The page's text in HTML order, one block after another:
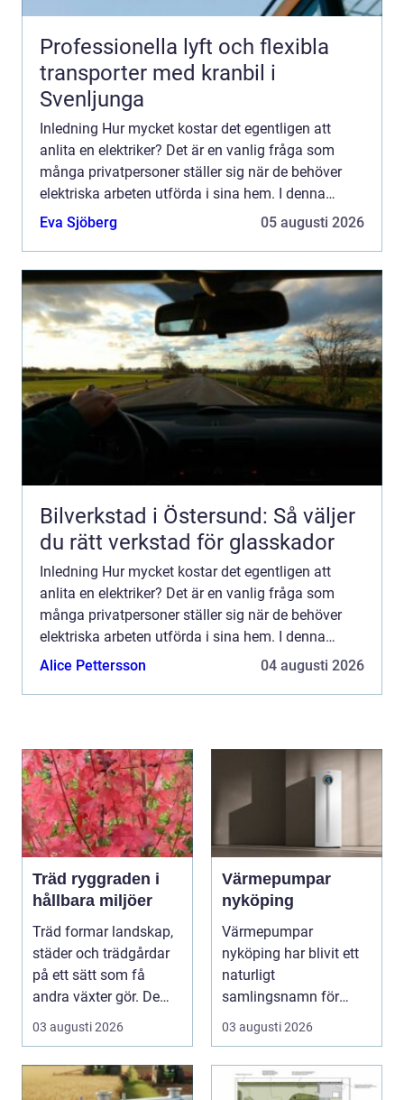
Professionella lyft och flexibla
transporter med kranbil i
Svenljunga
Inledning Hur mycket kostar det egentligen att
anlita en elektriker? Det är en vanlig fråga som
många privatpersoner ställer sig när de behöver
elektriska arbeten utförda i sina hem. I denna
artikel kommer vi att ge dig en övergripande
Eva Sjöberg 05 augusti 2026
Bilverkstad i Östersund: Så väljer
du rätt verkstad för glasskador
Inledning Hur mycket kostar det egentligen att
anlita en elektriker? Det är en vanlig fråga som
många privatpersoner ställer sig när de behöver
elektriska arbeten utförda i sina hem. I denna
artikel kommer vi att ge dig en övergripande
Alice Pettersson 04 augusti 2026
Träd ryggraden i
hållbara miljöer
Träd formar landskap,
städer och trädgårdar
på ett sätt som få
andra växter gör. De
skapar rum, ger ...
03 augusti 2026
Värmepumpar
nyköping
Värmepumpar
nyköping har blivit ett
naturligt
samlingsnamn för
husägare som vill
kombinera lägre ene...
03 augusti 2026